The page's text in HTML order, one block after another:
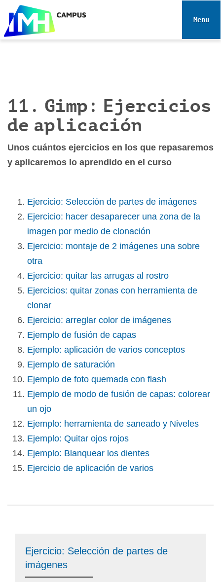
e
Toggle
11. Gimp: Ejercicios
de aplicación
Unos cuántos ejercicios en los que repasaremos
y aplicaremos lo aprendido en el curso
Ejercicio: Selección de partes de imágenes
Ejercicio: hacer desaparecer una zona de la
imagen por medio de clonación
Ejercicio: montaje de 2 imágenes una sobre
otra
Ejercicio: quitar las arrugas al rostro
Ejercicios: quitar zonas con herramienta de
clonar
Ejercicio: arreglar color de imágenes
Ejemplo de fusión de capas
Ejemplo: aplicación de varios conceptos
Ejemplo de saturación
Ejemplo de foto quemada con flash
Ejemplo de modo de fusión de capas: colorear
un ojo
Ejemplo: herramienta de saneado y Niveles
Ejemplo: Quitar ojos rojos
Ejemplo: Blanquear los dientes
Ejercicio de aplicación de varios
Ejercicio: Selección de partes de
imágenes